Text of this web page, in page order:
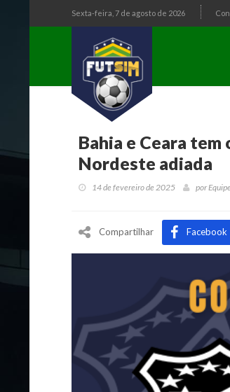
Sexta-feira, 7 de agosto de 2026
Bahia e Ceara tem
Nordeste adiada
14 de fevereiro de 2025 por
Compartilhar Facebook